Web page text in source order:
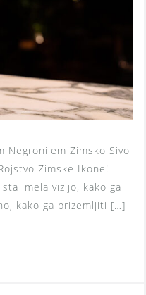
Negronijem Zimsko Sivo
Zimske Ikone!
imela vizijo, kako ga
kako ga prizemljiti […]